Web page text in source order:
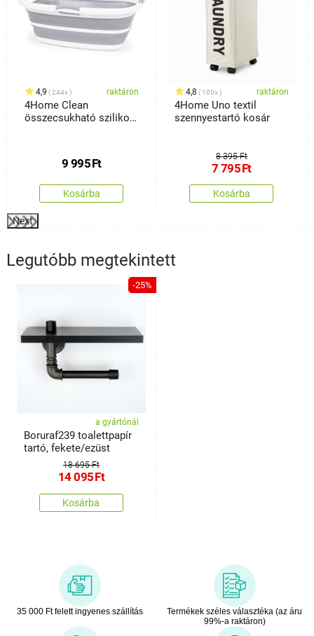
4,9 244x raktáron
4Home Clean
összecsukható szilikon
9 995Ft
Kosárba
4,8 100x raktáron
4Home Uno textil
szennyestartó kosár
8 395 Ft
7 795Ft
Kosárba
Next
Legutóbb megtekintett
-25%
a gyártónál
Boruraf239 toalettpapír
tartó, fekete/ezüst
18 695 Ft
14 095Ft
Kosárba
35 000 Ft felett ingyenes szállítás
Termékek széles választéka (az áru
99%-a raktáron)